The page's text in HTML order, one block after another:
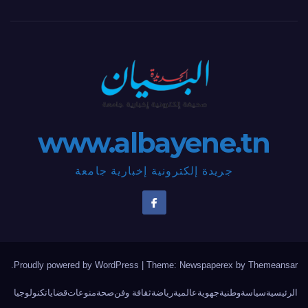
www.albayene.tn
جريدة إلكترونية إخبارية جامعة
Proudly powered by WordPress | Theme: Newspaperex by Themeansar
الرئيسيةسياسةوطنيةجهويةعالميةرياضةثقافة وفنصحةمنوعاتقضاياتكنولوجيا